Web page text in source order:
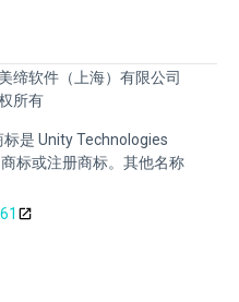
缔软件（上海）有限公司
所有
是 Unity Technologies
标或注册商标。其他名称